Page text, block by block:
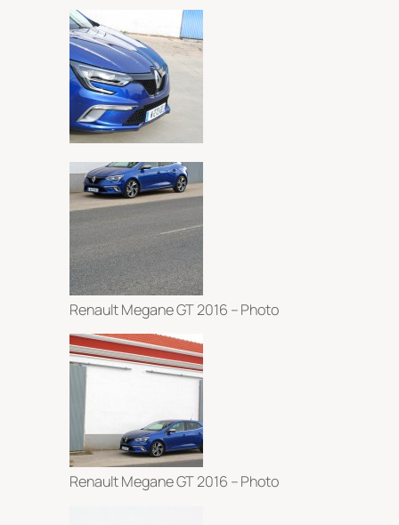
Renault Megane GT 2016 – Photo
Renault Megane GT 2016 – Photo